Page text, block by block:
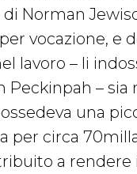
di Norman
vocazione, e
lavoro – li
– sia
una
per circa
a rendere